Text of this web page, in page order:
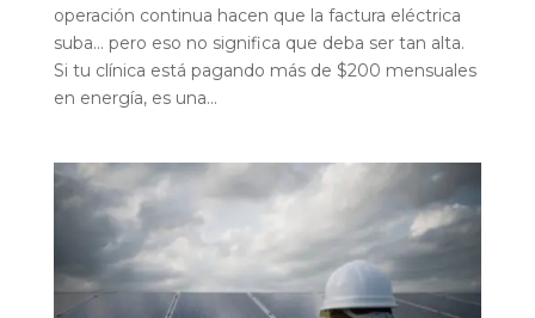
operación continua hacen que la factura eléctrica
suba… pero eso no significa que deba ser tan alta.
Si tu clínica está pagando más de $200 mensuales
en energía, es una...